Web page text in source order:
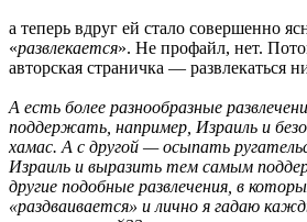
а теперь вдруг ей стало совершенно
«развлекается». Не профайл, нет.
авторская страничка — развлекаться
А есть более разнообразные
поддержать, например, Израиль и
хамас. А с другой — осыпать
Израиль и выразить тем самым
другие подобные развлечения, в
«раздваивается» и лично я гадаю